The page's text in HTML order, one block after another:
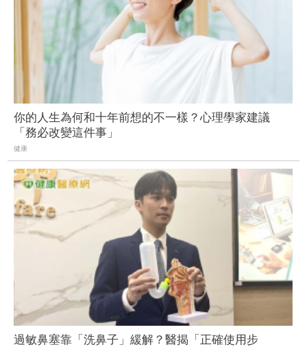
你的人生為何和十年前想的不一樣？心理學家建議
「務必改變這件事」
健康
過敏鼻塞靠「洗鼻子」緩解？醫揭「正確使用步